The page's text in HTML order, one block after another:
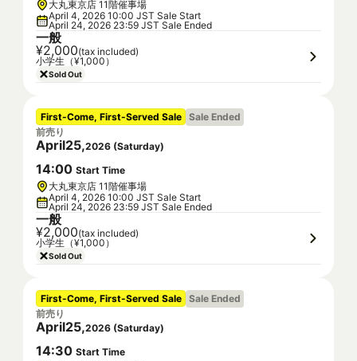
大丸東京店 11階催事場
April 4, 2026 10:00 JST Sale Start
April 24, 2026 23:59 JST Sale Ended
一般
¥2,000(tax included)
小学生（¥1,000）
Sold Out
First-Come, First-Served Sale Sale Ended
前売り
April25,2026 (Saturday)
14:00 Start Time
大丸東京店 11階催事場
April 4, 2026 10:00 JST Sale Start
April 24, 2026 23:59 JST Sale Ended
一般
¥2,000(tax included)
小学生（¥1,000）
Sold Out
First-Come, First-Served Sale Sale Ended
前売り
April25,2026 (Saturday)
14:30 Start Time